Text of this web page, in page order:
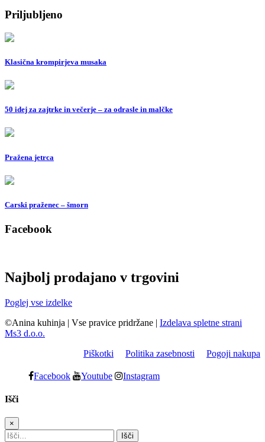
Priljubljeno
Klasična krompirjeva musaka
50 idej za zajtrke in večerje – za odrasle in malčke
Pražena jetrca
Carski praženec – šmorn
Facebook
Najbolj prodajano v trgovini
Poglej vse izdelke
©Anina kuhinja | Vse pravice pridržane | Izdelava spletne strani
Ms3 d.o.o.
Piškotki
Politika zasebnosti Pogoji nakupa
Facebook Youtube Instagram
Išči
×